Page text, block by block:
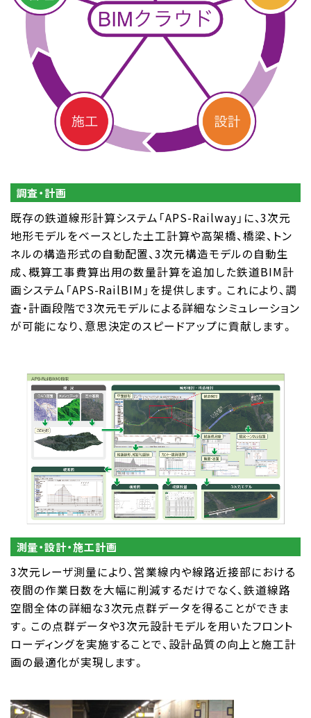
調査・計画
既存の鉄道線形計算システム「APS-Railway」に、3次元
地形モデルをベースとした土工計算や高架橋、橋梁、トン
ネルの構造形式の自動配置、3次元構造モデルの自動生
成、概算工事費算出用の数量計算を追加した鉄道BIM計
画システム「APS-RailBIM」を提供します。これにより、調
査・計画段階で3次元モデルによる詳細なシミュレーション
が可能になり、意思決定のスピードアップに貢献します。
測量・設計・施工計画
3次元レーザ測量により、営業線内や線路近接部における
夜間の作業日数を大幅に削減するだけでなく、鉄道線路
空間全体の詳細な3次元点群データを得ることができま
す。この点群データや3次元設計モデルを用いたフロント
ローディングを実施することで、設計品質の向上と施工計
画の最適化が実現します。